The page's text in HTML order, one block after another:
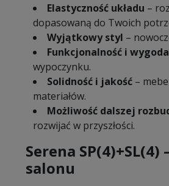
Elastyczność układu –
dopasowaną do Twoich
Wyjątkowy styl –
Funkcjonalność i wygoda
wypoczynku.
Solidność i jakość –
materiałów.
Możliwość dalszej
rozwijać w przyszłości.
Serena
salonu